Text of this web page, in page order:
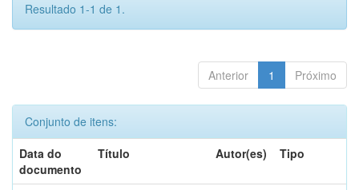
Resultado 1-1 de 1.
Anterior 1 Próximo
Conjunto de itens:
Data do
documento
Título Autor(es) Tipo